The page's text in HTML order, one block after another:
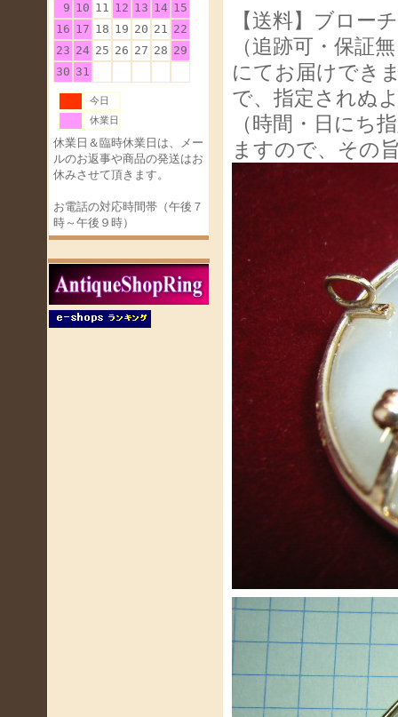
9 10 11 12 13 14 15
16 17 18 19 20 21 22
23 24 25 26 27 28 29
30 31
今日
休業日
休業日＆臨時休業日は、メー
ルのお返事や商品の発送はお
休みさせて頂きます。
お電話の対応時間帯（午後７
時～午後９時）
【送料】ブロー
（追跡可・保証
にてお届けでき
で、指定されぬ
（時間・日にち
ますので、その